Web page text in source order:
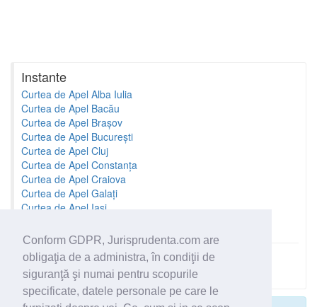
Conform GDPR, Jurisprudenta.com are
obligaţia de a administra, în condiţii de
siguranţă şi numai pentru scopurile
specificate, datele personale pe care le
Instante
Curtea de Apel Alba Iulia
Curtea de Apel Bacău
Curtea de Apel Brașov
Curtea de Apel București
Curtea de Apel Cluj
Curtea de Apel Constanța
Curtea de Apel Craiova
Curtea de Apel Galați
Curtea de Apel Iași
Toate instantele